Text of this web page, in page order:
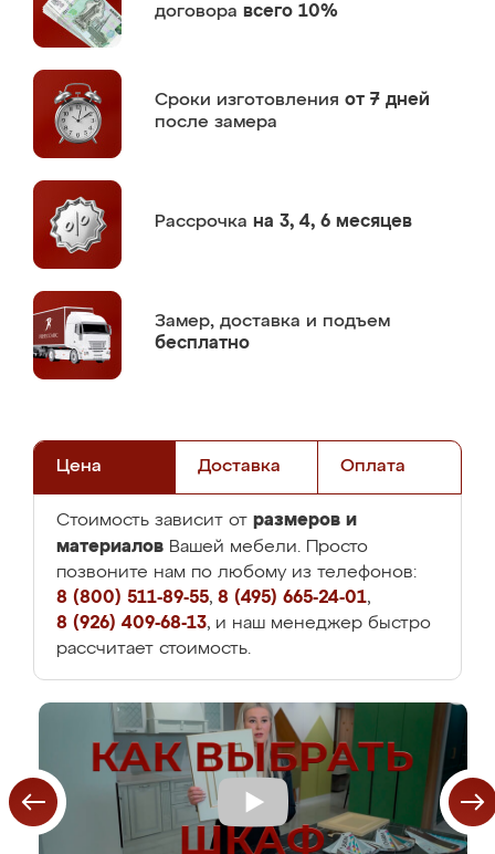
договора всего 10%
Сроки изготовления от 7 дней
после замера
Рассрочка на 3, 4, 6 месяцев
Замер, доставка и подъем
бесплатно
Цена Доставка Оплата
Стоимость зависит от размеров и
материалов Вашей мебели. Просто
позвоните нам по любому из телефонов:
8 (800) 511-89-55, 8 (495) 665-24-01,
8 (926) 409-68-13, и наш менеджер быстро
рассчитает стоимость.